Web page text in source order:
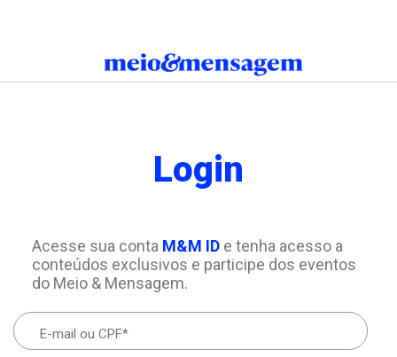
Login
Acesse sua conta M&M IDe tenha acesso a
conteúdos exclusivos e participe dos eventos
do Meio & Mensagem.